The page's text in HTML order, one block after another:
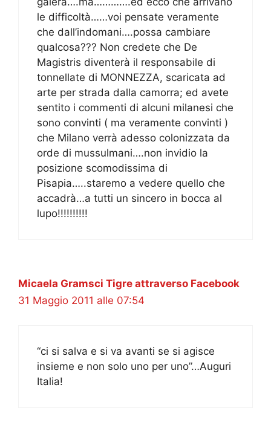
le difficoltà……voi pensate veramente
che dall’indomani….possa cambiare
qualcosa??? Non credete che De
Magistris diventerà il responsabile di
tonnellate di MONNEZZA, scaricata ad
arte per strada dalla camorra; ed avete
sentito i commenti di alcuni milanesi che
sono convinti ( ma veramente convinti )
che Milano verrà adesso colonizzata da
orde di mussulmani….non invidio la
posizione scomodissima di
Pisapia…..staremo a vedere quello che
accadrà…a tutti un sincero in bocca al
lupo!!!!!!!!!!
Micaela Gramsci Tigre attraverso Facebook
31 Maggio 2011 alle 07:54
“ci si salva e si va avanti se si agisce
insieme e non solo uno per uno”…Auguri
Italia!